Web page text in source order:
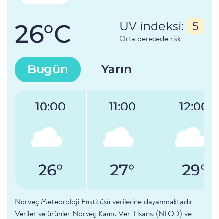
26°C UV indeksi: 5
Orta derecede risk
Bugün Yarın
10:00
26°
11:00
27°
12:00
29°
Norveç Meteoroloji Enstitüsü verilerine dayanmaktadır.
Veriler ve ürünler Norveç Kamu Veri Lisansı (NLOD) ve